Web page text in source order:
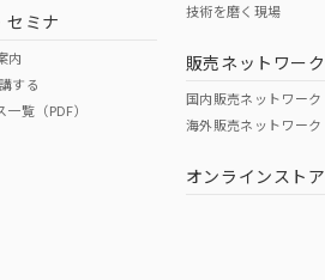
O O
ページへ
ください
セミナ
内
する
覧（PDF）
技術を磨く現場
販売ネットワーク
国内販売ネットワーク
海外販売ネットワーク
オンラインストア